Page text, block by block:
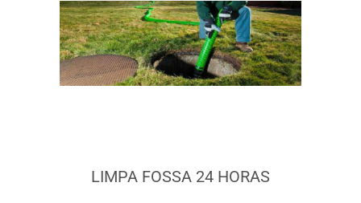
LIMPA FOSSA 24 HORAS